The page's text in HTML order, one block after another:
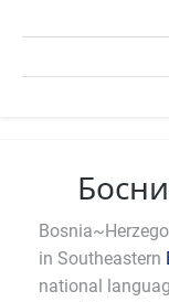
in Southeastern
national